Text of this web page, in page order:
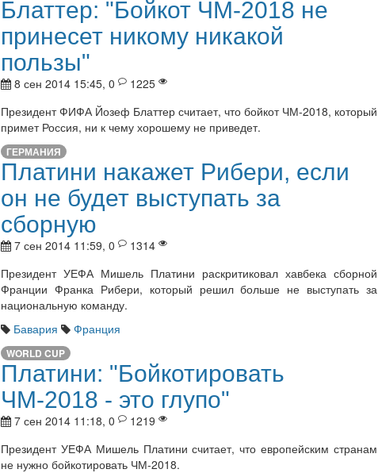
Блаттер: "Бойкот ЧМ-2018 не
принесет никому никакой
пользы"
8 сен 2014 15:45, 0
1225
Президент ФИФА Йозеф Блаттер считает, что бойкот ЧМ-2018, который
примет Россия, ни к чему хорошему не приведет.
ГЕРМАНИЯ
Платини накажет Рибери, если
он не будет выступать за
сборную
7 сен 2014 11:59, 0
1314
Президент УЕФА Мишель Платини раскритиковал хавбека сборной
Франции Франка Рибери, который решил больше не выступать за
национальную команду.
Бавария
Франция
WORLD CUP
Платини: "Бойкотировать
ЧМ-2018 - это глупо"
7 сен 2014 11:18, 0
1219
Президент УЕФА Мишель Платини считает, что европейским странам
не нужно бойкотировать ЧМ-2018.